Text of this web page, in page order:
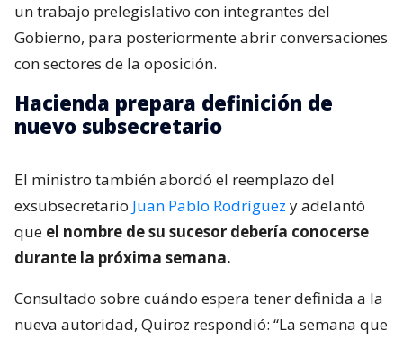
un trabajo prelegislativo con integrantes del
Gobierno, para posteriormente abrir conversaciones
con sectores de la oposición.
Hacienda prepara definición de
nuevo subsecretario
El ministro también abordó el reemplazo del
exsubsecretario Juan Pablo Rodríguez y adelantó
que el nombre de su sucesor debería conocerse
durante la próxima semana.
Consultado sobre cuándo espera tener definida a la
nueva autoridad, Quiroz respondió: “La semana que